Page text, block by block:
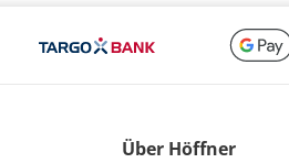
Über Höffner